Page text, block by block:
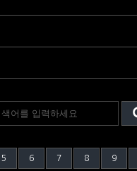
5 6 7 8 9